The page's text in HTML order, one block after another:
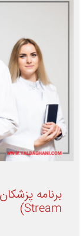
Stream)